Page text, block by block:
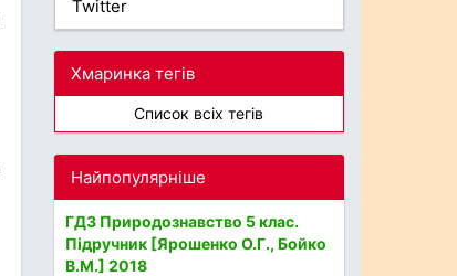
Twitter
Хмаринка тегів
Список всіх тегів
Найпопулярніше
ГДЗ Природознавство 5 клас.
Підручник [Ярошенко О.Г., Бойко
В.М.] 2018